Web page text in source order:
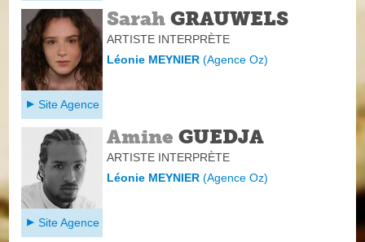
Sarah GRAUWELS
ARTISTE INTERPRÈTE
Léonie MEYNIER(Agence Oz)
Site Agence
Amine GUEDJA
ARTISTE INTERPRÈTE
Léonie MEYNIER(Agence Oz)
Site Agence